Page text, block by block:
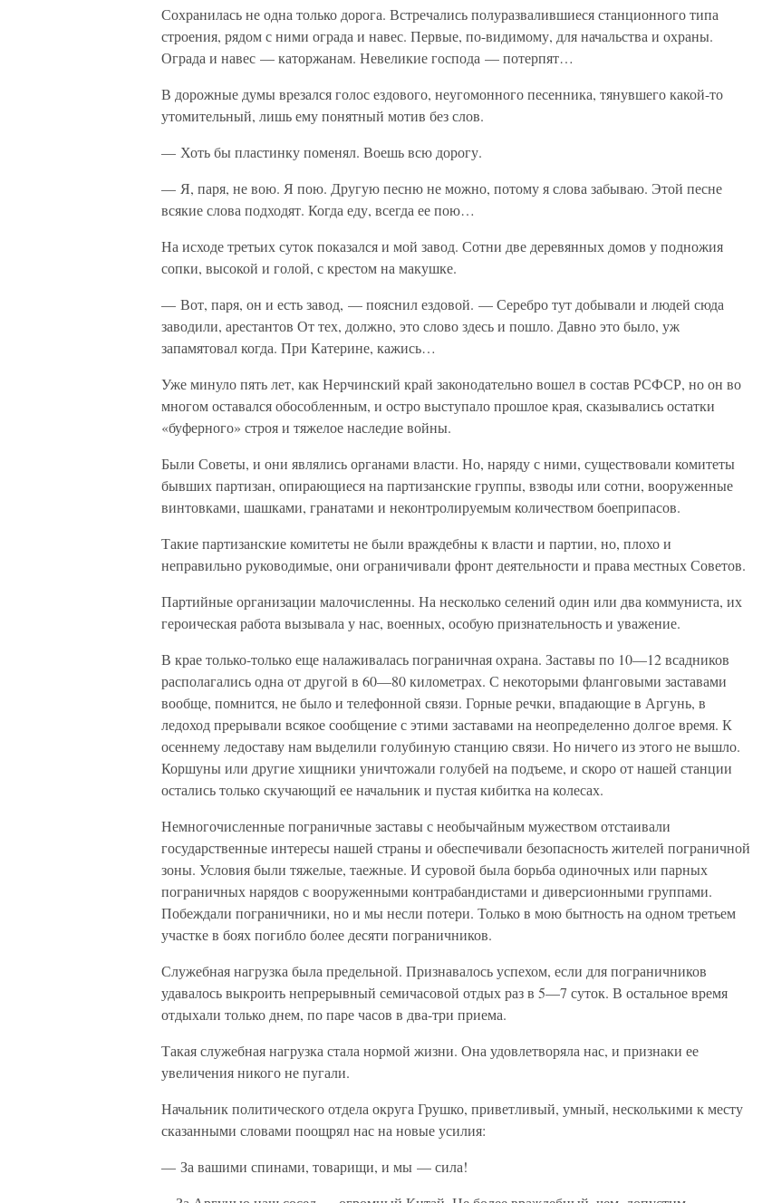
Сохранилась не одна только дорога. Встречались полуразвалившиеся станционного типа
строения, рядом с ними ограда и навес. Первые, по-видимому, для начальства и охраны.
Ограда и навес — каторжанам. Невеликие господа — потерпят…
В дорожные думы врезался голос ездового, неугомонного песенника, тянувшего какой-то
утомительный, лишь ему понятный мотив без слов.
— Хоть бы пластинку поменял. Воешь всю дорогу.
— Я, паря, не вою. Я пою. Другую песню не можно, потому я слова забываю. Этой песне
всякие слова подходят. Когда еду, всегда ее пою…
На исходе третьих суток показался и мой завод. Сотни две деревянных домов у подножия
сопки, высокой и голой, с крестом на макушке.
— Вот, паря, он и есть завод, — пояснил ездовой. — Серебро тут добывали и людей сюда
заводили, арестантов От тех, должно, это слово здесь и пошло. Давно это было, уж
запамятовал когда. При Катерине, кажись…
Уже минуло пять лет, как Нерчинский край законодательно вошел в состав РСФСР, но он во
многом оставался обособленным, и остро выступало прошлое края, сказывались остатки
«буферного» строя и тяжелое наследие войны.
Были Советы, и они являлись органами власти. Но, наряду с ними, существовали комитеты
бывших партизан, опирающиеся на партизанские группы, взводы или сотни, вооруженные
винтовками, шашками, гранатами и неконтролируемым количеством боеприпасов.
Такие партизанские комитеты не были враждебны к власти и партии, но, плохо и
неправильно руководимые, они ограничивали фронт деятельности и права местных Советов.
Партийные организации малочисленны. На несколько селений один или два коммуниста, их
героическая работа вызывала у нас, военных, особую признательность и уважение.
В крае только-только еще налаживалась пограничная охрана. Заставы по 10—12 всадников
располагались одна от другой в 60—80 километрах. С некоторыми фланговыми заставами
вообще, помнится, не было и телефонной связи. Горные речки, впадающие в Аргунь, в
ледоход прерывали всякое сообщение с этими заставами на неопределенно долгое время. К
осеннему ледоставу нам выделили голубиную станцию связи. Но ничего из этого не вышло.
Коршуны или другие хищники уничтожали голубей на подъеме, и скоро от нашей станции
остались только скучающий ее начальник и пустая кибитка на колесах.
Немногочисленные пограничные заставы с необычайным мужеством отстаивали
государственные интересы нашей страны и обеспечивали безопасность жителей пограничной
зоны. Условия были тяжелые, таежные. И суровой была борьба одиночных или парных
пограничных нарядов с вооруженными контрабандистами и диверсионными группами.
Побеждали пограничники, но и мы несли потери. Только в мою бытность на одном третьем
участке в боях погибло более десяти пограничников.
Служебная нагрузка была предельной. Признавалось успехом, если для пограничников
удавалось выкроить непрерывный семичасовой отдых раз в 5—7 суток. В остальное время
отдыхали только днем, по паре часов в два-три приема.
Такая служебная нагрузка стала нормой жизни. Она удовлетворяла нас, и признаки ее
увеличения никого не пугали.
Начальник политического отдела округа Грушко, приветливый, умный, несколькими к месту
сказанными словами поощрял нас на новые усилия:
— За вашими спинами, товарищи, и мы — сила!